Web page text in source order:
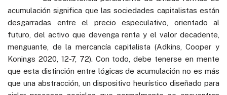
acumulación significa que las sociedades capitalistas están
desgarradas entre el precio especulativo, orientado al
futuro, del activo que devenga renta y el valor decadente,
menguante, de la mercancía capitalista (Adkins, Cooper y
Konings 2020, 12-7, 72). Con todo, debe tenerse en mente
que esta distinción entre lógicas de acumulación no es más
que una abstracción, un dispositivo heurístico diseñado para